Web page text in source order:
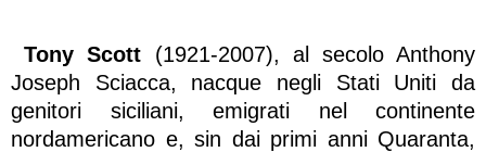
Tony Scott (1921-2007), al secolo Anthony
Joseph Sciacca, nacque negli Stati Uniti da
genitori siciliani, emigrati nel continente
nordamericano e, sin dai primi anni Quaranta,